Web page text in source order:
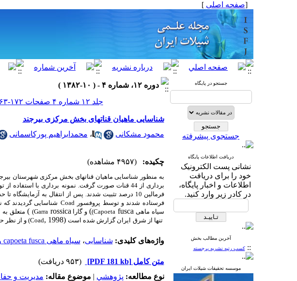
[صفحه اصلی ]
جستجو در پایگاه
جستجوی پیشرفته
دریافت اطلاعات پایگاه
نشانی پست الکترونیک
خود را برای دریافت
اطلاعات و اخبار پایگاه،
در کادر زیر وارد کنید.
آخرین مطالب بخش
::کسب رتبه نشریه برجسته
موسسه تحقیقات شیلات ایران
دوره ۱۲، شماره ۴ - ( ۱۰-۱۳۸۲ )
جلد ۱۲ شماره ۴ صفحات ۱۷۲-۱۶۳
شناسایی ماهیان قناتهای بخش مرکزی بیرجند
محمود مشکانی
، محمدابراهیم پورکاسمانی
چکیده: (۴۹۵۷ مشاهده)
به منظور شناسایی ماهیان قناتهای بخش مرکزی شهرستان بیرجند طی
برداری از 44 قنات صورت گرفت. نمونه
برداری با استفاده از تور دستی با چشمه
فرمالین 10 درصد تثبیت شدند. پس از انتقال به آزمایشگاه تا حد گونه مورد
فرستاده شدند و توسط پروفسور Coad شناسایی گردیدند که
سیاه ماهی
(Capoeta fusca
)و گارا (Garra rossica
) متعلق به
تنها از شرق ایران گزارش شده است (Coad, 1998) و از نظر
واژه‌های کلیدی: شناسایی، سیاه ماهی capoeta fusca و گارا Garra rossica
متن کامل[PDF 181 kb]
(۹۵۳ دریافت)
نوع مطالعه: پژوهشي | موضوع مقاله: مديريت و